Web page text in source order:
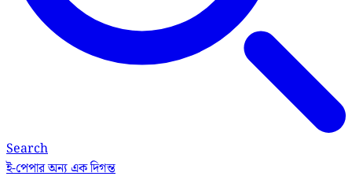
Search
ই-পেপারঅন্য এক দিগন্ত